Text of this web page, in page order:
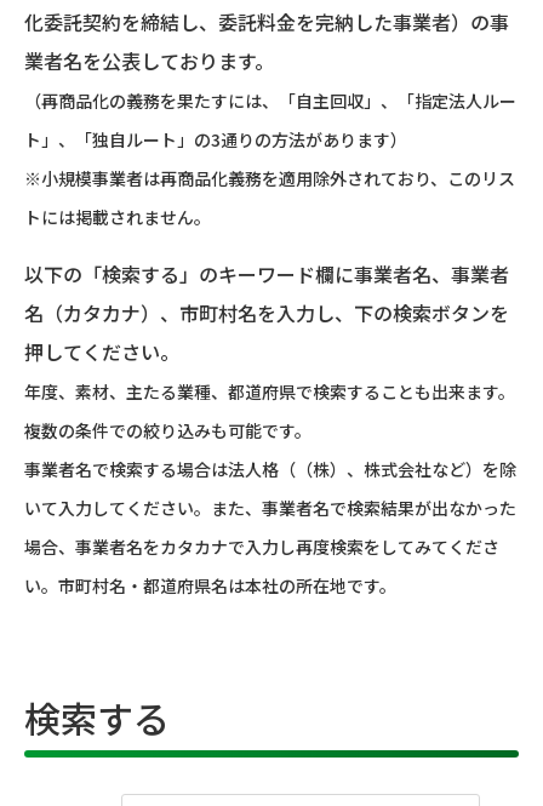
化委託契約を締結し、委託料金を完納した事業者）の事
業者名を公表しております。
（再商品化の義務を果たすには、「自主回収」、「指定法人ルー
ト」、「独自ルート」の3通りの方法があります）
※小規模事業者は再商品化義務を適用除外されており、このリス
トには掲載されません。
以下の「検索する」のキーワード欄に事業者名、事業者
名（カタカナ）、市町村名を入力し、下の検索ボタンを
押してください。
年度、素材、主たる業種、都道府県で検索することも出来ます。
複数の条件での絞り込みも可能です。
事業者名で検索する場合は法人格（（株）、株式会社など）を除
いて入力してください。また、事業者名で検索結果が出なかった
場合、事業者名をカタカナで入力し再度検索をしてみてくださ
い。市町村名・都道府県名は本社の所在地です。
検索する